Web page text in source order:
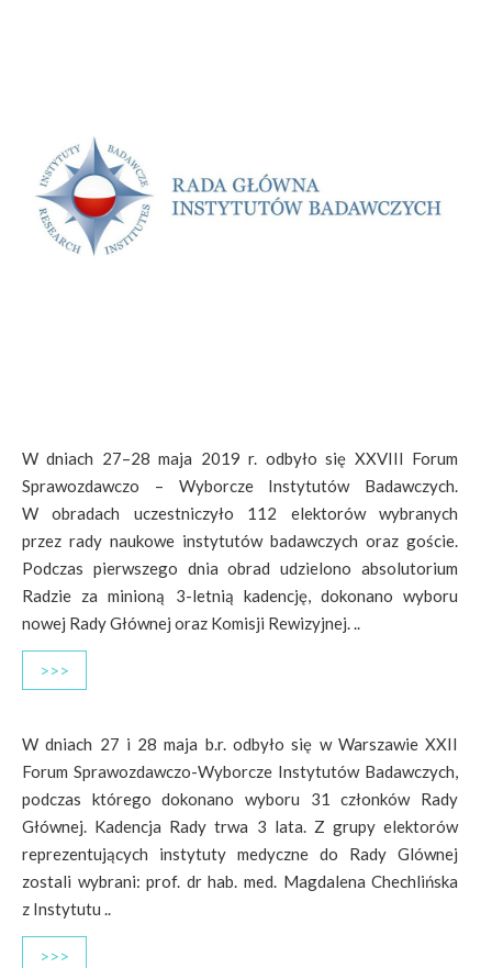
W dniach 27–28 maja 2019 r. odbyło się XXVIII Forum
Sprawozdawczo – Wyborcze Instytutów Badawczych.
W obradach uczestniczyło 112 elektorów wybranych
przez rady naukowe instytutów badawczych oraz goście.
Podczas pierwszego dnia obrad udzielono absolutorium
Radzie za minioną 3-letnią kadencję, dokonano wyboru
nowej Rady Głównej oraz Komisji Rewizyjnej. ..
>>>
W dniach 27 i 28 maja b.r. odbyło się w Warszawie XXII
Forum Sprawozdawczo-Wyborcze Instytutów Badawczych,
podczas którego dokonano wyboru 31 członków Rady
Głównej. Kadencja Rady trwa 3 lata. Z grupy elektorów
reprezentujących instytuty medyczne do Rady Glównej
zostali wybrani: prof. dr hab. med. Magdalena Chechlińska
z Instytutu ..
>>>